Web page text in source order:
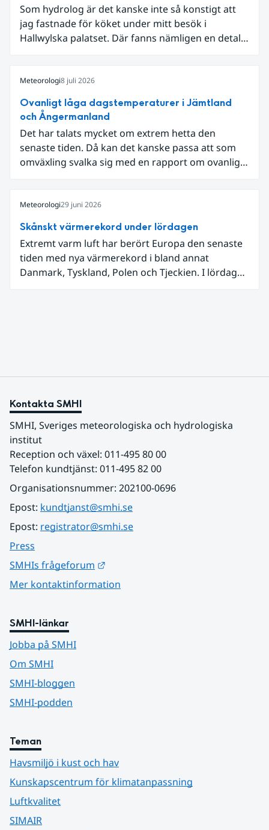
Som hydrolog är det kanske inte så konstigt att
jag fastnade för köket under mitt besök i
Hallwylska palatset. Där fanns nämligen en detalj
Meteorologi8 juli 2026
Ovanligt låga dagstemperaturer i Jämtland
och Ångermanland
Det har talats mycket om extrem hetta den
senaste tiden. Då kan det kanske passa att som
omväxling svalka sig med en rapport om ovanligt
Meteorologi29 juni 2026
Skånskt värmerekord under lördagen
Extremt varm luft har berört Europa den senaste
tiden med nya värmerekord i bland annat
Danmark, Tyskland, Polen och Tjeckien. I lördags
Kontakta SMHI
SMHI, Sveriges meteorologiska och hydrologiska
institut
Reception och växel: 011-495 80 00
Telefon kundtjänst: 011-495 82 00
Organisationsnummer: 202100-0696
Epost: kundtjanst@smhi.se
Epost: registrator@smhi.se
Press
SMHIs frågeforum
Mer kontaktinformation
SMHI-länkar
Jobba på SMHI
Om SMHI
SMHI-bloggen
SMHI-podden
Teman
Havsmiljö i kust och hav
Kunskapscentrum för klimatanpassning
Luftkvalitet
SIMAIR